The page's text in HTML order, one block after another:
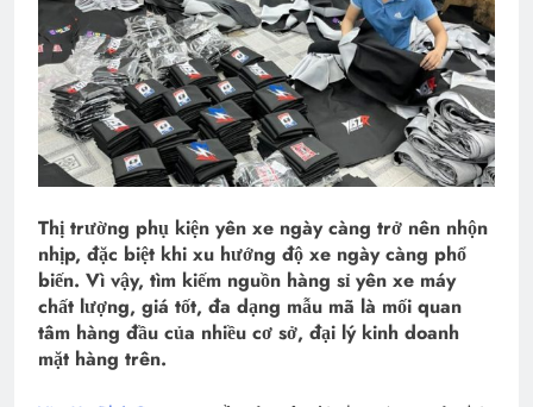
Thị trường phụ kiện yên xe ngày càng trở nên nhộn
nhịp, đặc biệt khi xu hướng độ xe ngày càng phổ
biến. Vì vậy, tìm kiếm nguồn hàng sỉ yên xe máy
chất lượng, giá tốt, đa dạng mẫu mã là mối quan
tâm hàng đầu của nhiều cơ sở, đại lý kinh doanh
mặt hàng trên.